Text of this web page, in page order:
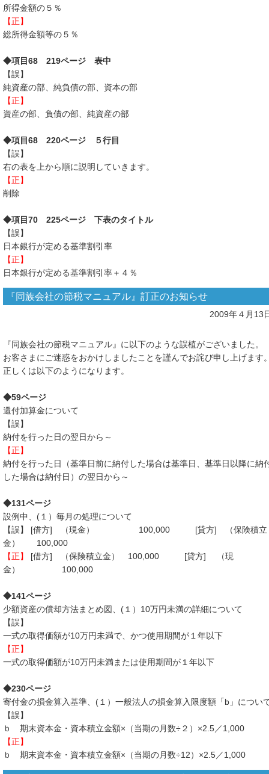
所得金額の５％
【正】
総所得金額等の５％
◆項目68 219ページ 表中
【誤】
純資産の部、純負債の部、資本の部
【正】
資産の部、負債の部、純資産の部
◆項目68 220ページ ５行目
【誤】
右の表を上から順に説明していきます。
【正】
削除
◆項目70 225ページ 下表のタイトル
【誤】
日本銀行が定める基準割引率
【正】
日本銀行が定める基準割引率＋４％
『同族会社の節税マニュアル』訂正のお知らせ
2009年４月13
『同族会社の節税マニュアル』に以下のような誤植がございました。
お客さまにご迷惑をおかけしましたことを謹んでお詫び申し上げます
正しくは以下のようになります。
◆59ページ
還付加算金について
【誤】
納付を行った日の翌日から～
【正】
納付を行った日（基準日前に納付した場合は基準日、基準日以降に納
した場合は納付日）の翌日から～
◆131ページ
設例中、(１）毎月の処理について
【誤】 [借方] （現金） 100,000 [貸方] （保険積立
金） 100,000
【正】
[借方] （保険積立金） 100,000 [貸方] （現
金） 100,000
◆141ページ
少額資産の償却方法まとめ図、(１）10万円未満の詳細について
【誤】
一式の取得価額が10万円未満で、かつ使用期間が１年以下
【正】
一式の取得価額が10万円未満または使用期間が１年以下
◆230ページ
寄付金の損金算入基準、(１）一般法人の損金算入限度額「b」につい
【誤】
ｂ 期末資本金・資本積立金額×（当期の月数÷２）×2.5／1,000
【正】
ｂ 期末資本金・資本積立金額×（当期の月数÷12）×2.5／1,000